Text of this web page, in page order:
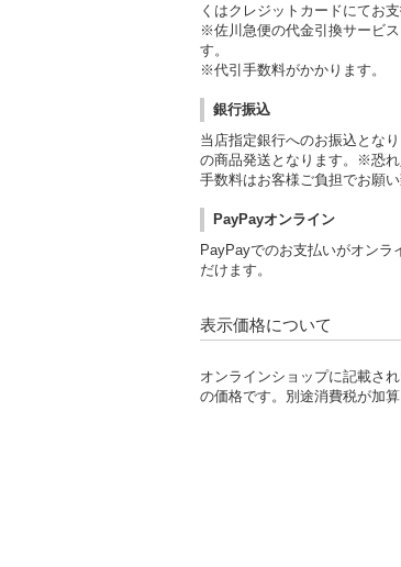
くはクレジットカードにてお支
※佐川急便の代金引換サービ
す。
※代引手数料がかかります。
銀行振込
当店指定銀行へのお振込とな
の商品発送となります。※恐
手数料はお客様ご負担でお願い
PayPayオンライン
PayPayでのお支払いがオンラ
だけます。
表示価格について
オンラインショップに記載さ
の価格です。別途消費税が加算